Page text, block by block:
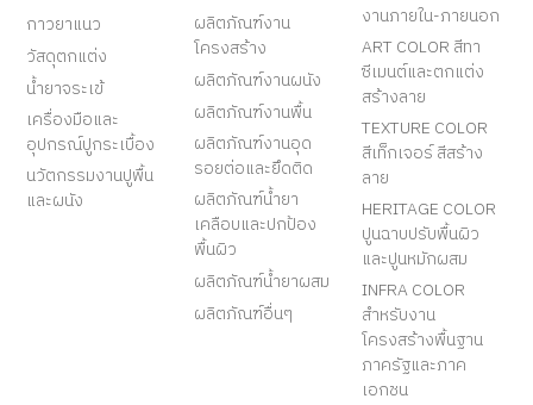
กาวยาแนว
วัสดุตกแต่ง
น้ำยาจระเข้
เครื่องมือและ
อุปกรณ์ปูกระเบื้อง
นวัตกรรมงานปูพื้น
และผนัง
ผลิตภัณฑ์งาน
โครงสร้าง
ผลิตภัณฑ์งานผนัง
ผลิตภัณฑ์งานพื้น
ผลิตภัณฑ์งานอุด
รอยต่อและยึดติด
ผลิตภัณฑ์น้ำยา
เคลือบและปกป้อง
พื้นผิว
ผลิตภัณฑ์น้ำยาผสม
ผลิตภัณฑ์อื่นๆ
งานภายใน-ภายนอก
ART COLOR สีทา
ซีเมนต์และตกแต่ง
สร้างลาย
TEXTURE COLOR
สีเท็กเจอร์ สีสร้าง
ลาย
HERITAGE COLOR
ปูนฉาบปรับพื้นผิว
และปูนหมักผสม
INFRA COLOR
สำหรับงาน
โครงสร้างพื้นฐาน
ภาครัฐและภาค
เอกชน